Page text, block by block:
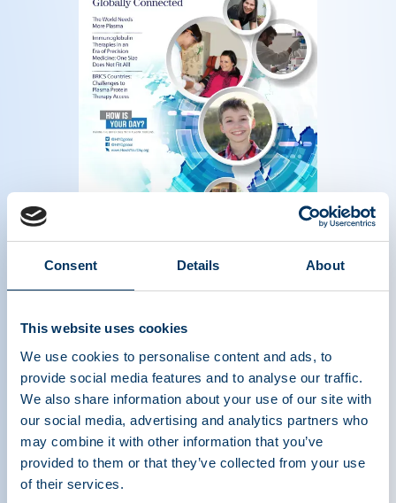
Consent Details About
This website uses cookies
We use cookies to personalise content and ads, to
provide social media features and to analyse our traffic.
We also share information about your use of our site with
our social media, advertising and analytics partners who
may combine it with other information that you’ve
provided to them or that they’ve collected from your use
of their services.
Magazine of the plasma protein therapeutics
industry - Summer 2018